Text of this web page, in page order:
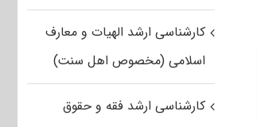
کارشناسی ارشد الهیات و معارف
اسلامی (مخصوص اهل سنت)
کارشناسی ارشد فقه و حقوق